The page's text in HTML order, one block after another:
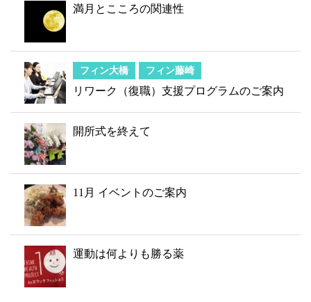
満月とこころの関連性
フィン大橋 フィン藤崎
リワーク（復職）支援プログラムのご案内
開所式を終えて
11月 イベントのご案内
運動は何よりも勝る薬